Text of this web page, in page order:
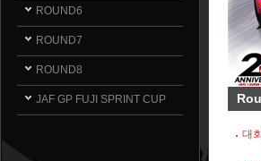
ROUND6
ROUND7
ROUND8
JAF GP FUJI SPRINT CUP
대